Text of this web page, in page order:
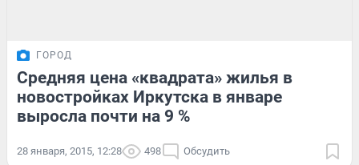
ГОРОД
Средняя цена «квадрата» жилья в
новостройках Иркутска в январе
выросла почти на 9 %
28 января, 2015, 12:28 498 Обсудить